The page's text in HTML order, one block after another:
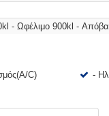
- Ωφέλιμο 900kl -
C)
-